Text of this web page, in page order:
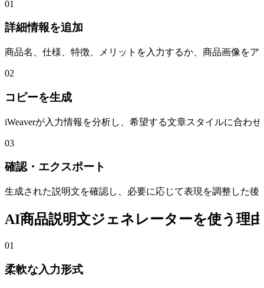
01
詳細情報を追加
商品名、仕様、特徴、メリットを入力するか、商品画像を
02
コピーを生成
iWeaverが入力情報を分析し、希望する文章スタイルに合わ
03
確認・エクスポート
生成された説明文を確認し、必要に応じて表現を調整した
AI商品説明文ジェネレーターを使う理由
01
柔軟な入力形式